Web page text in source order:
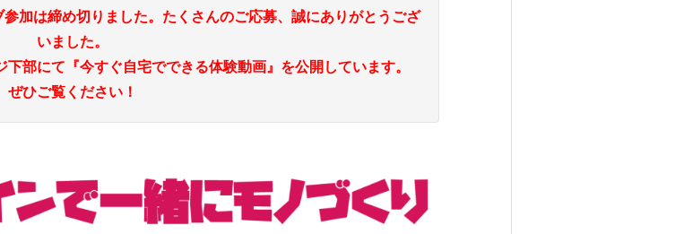
加は締め切りました。たくさんのご応募、誠にありがとうござ
いました。
部にて『今すぐ自宅でできる体験動画』を公開しています。
ぜひご覧ください！